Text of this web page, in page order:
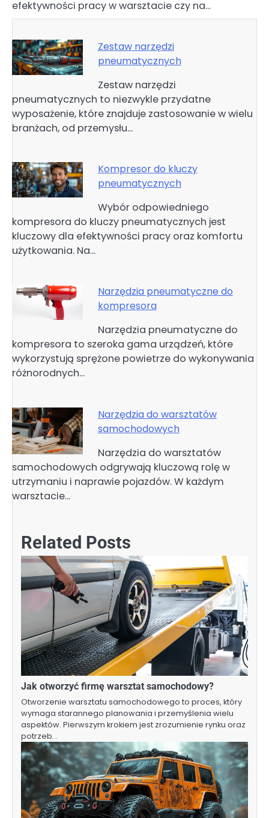
efektywności pracy w warsztacie czy na…
Zestaw narzędzi
pneumatycznych
Zestaw narzędzi
pneumatycznych to niezwykle przydatne
wyposażenie, które znajduje zastosowanie w wielu
branżach, od przemysłu…
Kompresor do kluczy
pneumatycznych
Wybór odpowiedniego
kompresora do kluczy pneumatycznych jest
kluczowy dla efektywności pracy oraz komfortu
użytkowania. Na…
Narzędzia pneumatyczne do
kompresora
Narzędzia pneumatyczne do
kompresora to szeroka gama urządzeń, które
wykorzystują sprężone powietrze do wykonywania
różnorodnych…
Narzędzia do warsztatów
samochodowych
Narzędzia do warsztatów
samochodowych odgrywają kluczową rolę w
utrzymaniu i naprawie pojazdów. W każdym
warsztacie…
Related Posts
Jak otworzyć firmę warsztat samochodowy?
Otworzenie warsztatu samochodowego to proces, który
wymaga starannego planowania i przemyślenia wielu
aspektów. Pierwszym krokiem jest zrozumienie rynku oraz
potrzeb…